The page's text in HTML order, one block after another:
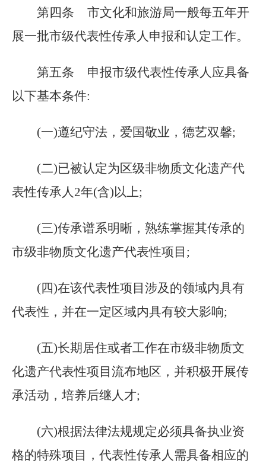
第四条
市文化和旅游局一般每五年开
展一批市级代表性传承人申报和认定工作。
第五条
申报市级代表性传承人应具备
以下基本条件:
(一)遵纪守法，爱国敬业，德艺双馨;
(二)已被认定为区级非物质文化遗产代
表性传承人2年(含)以上;
(三)传承谱系明晰，熟练掌握其传承的
市级非物质文化遗产代表性项目;
(四)在该代表性项目涉及的领域内具有
代表性，并在一定区域内具有较大影响;
(五)长期居住或者工作在市级非物质文
化遗产代表性项目流布地区，并积极开展传
承活动，培养后继人才;
(六)根据法律法规规定必须具备执业资
格的特殊项目，代表性传承人需具备相应的